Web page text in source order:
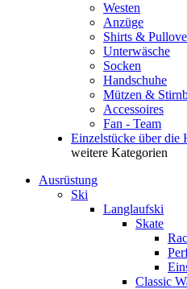
Westen
Anzüge
Shirts &
Unterwäsche
Socken
Handschuhe
Mützen &
Accessoires
Fan - Team
Einzelstücke über die
weitere Kategorien
Ausrüstung
Ski
Langlaufski
Skate
Classic